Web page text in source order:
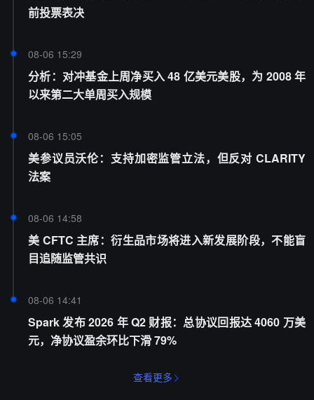
前投票表决
08-06 15:29
分析：对冲基金上周净买入 48 亿美元美股，为 2008 年
以来第二大单周买入规模
08-06 15:05
美参议员沃伦：支持加密监管立法，但反对 CLARITY
法案
08-06 14:58
美 CFTC 主席：衍生品市场将进入新发展阶段，不能盲
目追随监管共识
08-06 14:41
Spark 发布 2026 年 Q2 财报：总协议回报达 4060 万美
元，净协议盈余环比下滑 79%
查看更多